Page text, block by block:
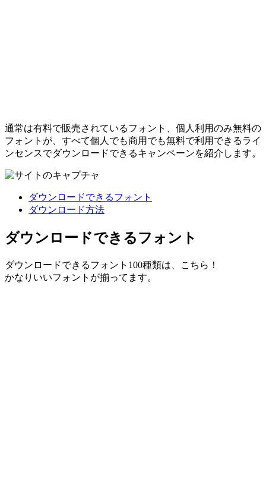
通常は有料で販売されているフォント、個人利用のみ無料の
フォントが、すべて個人でも商用でも無料で利用できるライ
ンセンスでダウンロードできるキャンペーンを紹介します。
ダウンロードできるフォント
ダウンロード方法
ダウンロードできるフォント
ダウンロードできるフォント100種類は、こちら！
かなりいいフォントが揃ってます。